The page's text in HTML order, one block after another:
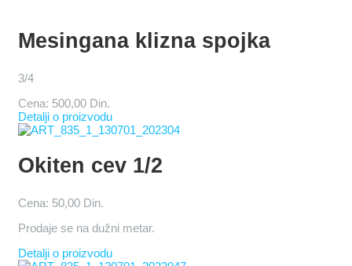
Mesingana klizna spojka
3/4
Cena: 500,00 Din.
Detalji o proizvodu
Okiten cev 1/2
Cena: 50,00 Din.
Prodaje se na dužni metar.
Detalji o proizvodu